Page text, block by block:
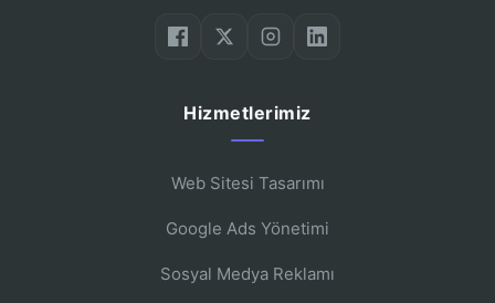
Hizmetlerimiz
Web Sitesi Tasarımı
Google Ads Yönetimi
Sosyal Medya Reklamı